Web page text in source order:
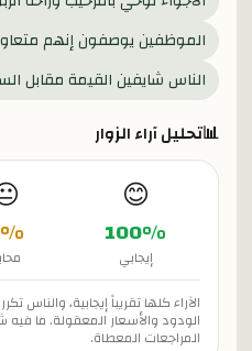
الموظفين يوصفون إنهم
الناس شايفين القيمة مقابل
📊تحليل آراء الزوار
😊
100%
إيجابي
%
الآراء كلها تقريباً إيجابية، والناس
الودود والأسعار المعقولة. ما
المراجعات المعطاة.